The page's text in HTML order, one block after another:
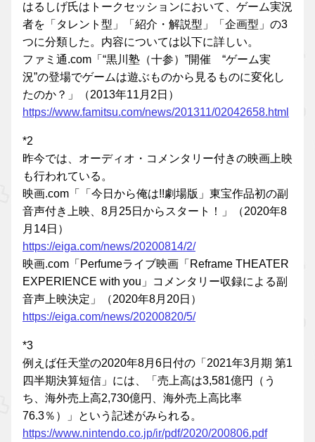
はるしげ氏はトークセッションにおいて、ゲーム実況
者を「タレント型」「紹介・解説型」「企画型」の3
つに分類した。内容については以下に詳しい。
ファミ通.com「“黒川塾（十参）”開催 “ゲーム実
況”の登場でゲームは遊ぶものから見るものに変化し
たのか？」（2013年11月2日）
https://www.famitsu.com/news/201311/02042658.html
*2
昨今では、オーディオ・コメンタリー付きの映画上映
も行われている。
映画.com「「今日から俺は!!劇場版」東宝作品初の副
音声付き上映、8月25日からスタート！」（2020年8
月14日）
https://eiga.com/news/20200814/2/
映画.com「Perfumeライブ映画「Reframe THEATER
EXPERIENCE with you」コメンタリー収録による副
音声上映決定」（2020年8月20日）
https://eiga.com/news/20200820/5/
*3
例えば任天堂の2020年8月6日付の「2021年3月期 第1
四半期決算短信」には、「売上高は3,581億円（う
ち、海外売上高2,730億円、海外売上高比率
76.3％）」という記述がみられる。
https://www.nintendo.co.jp/ir/pdf/2020/200806.pdf